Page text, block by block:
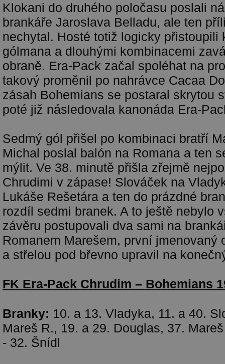
Klokani do druhého poločasu poslali
brankáře Jaroslava Belladu, ale ten
nechytal. Hosté totiž logicky přistoupili
gólmana a dlouhými kombinacemi
obraně. Era-Pack začal spoléhat na
takový proměnil po nahrávce Cacaa
zásah Bohemians se postaral skrytou
poté již následovala kanonáda Era-
Sedmý gól přišel po kombinaci bratří
Michal poslal balón na Romana a ten
mýlit. Ve 38. minutě přišla zřejmě
Chrudimi v zápase! Slováček na
Lukáše Rešetára a ten do prázdné
rozdíl sedmi branek. A to ještě nebylo
závěru postupovali dva sami na
Romanem Marešem, první jmenovaný
a střelou pod břevno upravil na
FK Era-Pack Chrudim – Bohemians
Branky: 10. a 13. Vladyka, 11. a 40.
Mareš R., 19. a 29. Douglas, 37.
- 32. Šnídl